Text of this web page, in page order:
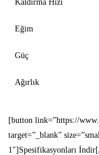
Eğim
Güç
Ağırlık
[button link=”https://
target=”_blank”
1″]Spesifikasyonları